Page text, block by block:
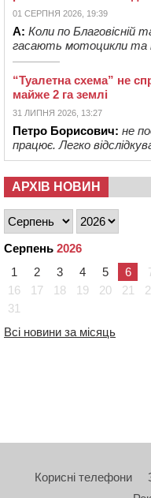
01 СЕРПНЯ 2026, 19:39
А: Коли по Благовісній
гасають мотоцикли та
“Туалетна схема” не
майже 2 га землі
31 ЛИПНЯ 2026, 13:27
Петро Борисович: не
працює. Легко
АРХІВ НОВИН
Серпень 2026
1
2 3 4 5 6
16
17 18 19 20 21
31
Всі новини за місяць
Корисні телефони